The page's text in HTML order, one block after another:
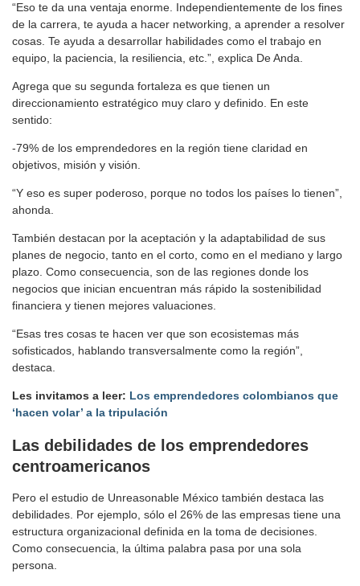
“Eso te da una ventaja enorme. Independientemente de los fines
de la carrera, te ayuda a hacer networking, a aprender a resolver
cosas. Te ayuda a desarrollar habilidades como el trabajo en
equipo, la paciencia, la resiliencia, etc.”, explica De Anda.
Agrega que su segunda fortaleza es que tienen un
direccionamiento estratégico muy claro y definido. En este
sentido:
-79% de los emprendedores en la región tiene claridad en
objetivos, misión y visión.
“Y eso es super poderoso, porque no todos los países lo tienen”,
ahonda.
También destacan por la aceptación y la adaptabilidad de sus
planes de negocio, tanto en el corto, como en el mediano y largo
plazo. Como consecuencia, son de las regiones donde los
negocios que inician encuentran más rápido la sostenibilidad
financiera y tienen mejores valuaciones.
“Esas tres cosas te hacen ver que son ecosistemas más
sofisticados, hablando transversalmente como la región”,
destaca.
Les invitamos a leer: Los emprendedores colombianos que
‘hacen volar’ a la tripulación
Las debilidades de los emprendedores
centroamericanos
Pero el estudio de Unreasonable México también destaca las
debilidades. Por ejemplo, sólo el 26% de las empresas tiene una
estructura organizacional definida en la toma de decisiones.
Como consecuencia, la última palabra pasa por una sola
persona.